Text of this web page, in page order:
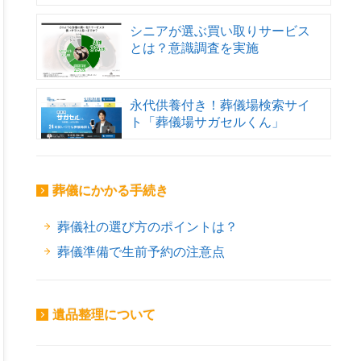
シニアが選ぶ買い取りサービス
とは？意識調査を実施
永代供養付き！葬儀場検索サイ
ト「葬儀場サガセルくん」
葬儀にかかる手続き
葬儀社の選び方のポイントは？
葬儀準備で生前予約の注意点
遺品整理について